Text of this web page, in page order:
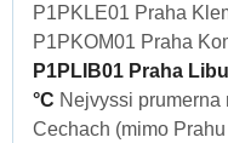
P1PKLE01 Praha
P1PKOM01 Praha
P1PLIB01 Praha
°C Nejvyssi
Cechach (mimo